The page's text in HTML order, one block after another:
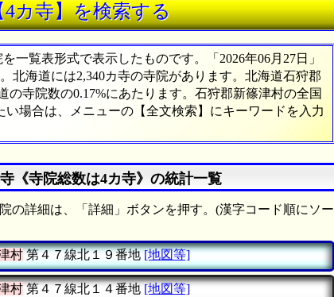
カ寺】を検索する
覧表形式で表示したものです。「2026年06月27日」
北海道には2,340カ寺の寺院があります。北海道石狩郡
寺院数の0.17%にあたります。石狩郡新篠津村の全国
場合は、メニューの【全文検索】にキーワードを入力
《寺院総数は4カ寺》の統計一覧
の詳細は、「詳細」ボタンを押す。(漢字コード順にソー
村第４７線北１９番地 [地図等]
村第４７線北１４番地 [地図等]